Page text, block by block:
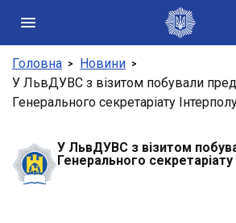
Головна
Новини
У ЛьвДУВС з візитом побували
Генерального секретаріату
У ЛьвДУВС з візитом
Генерального секретаріату
Державні сайти України
Президент України
Конституційний суд України
Рада національної безпеки і оборони